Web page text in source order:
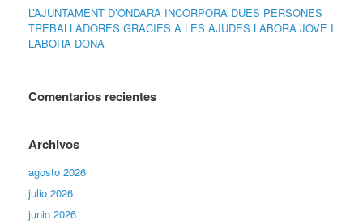
L’AJUNTAMENT D’ONDARA INCORPORA DUES PERSONES
TREBALLADORES GRÀCIES A LES AJUDES LABORA JOVE I
LABORA DONA
Comentarios recientes
Archivos
agosto 2026
julio 2026
junio 2026